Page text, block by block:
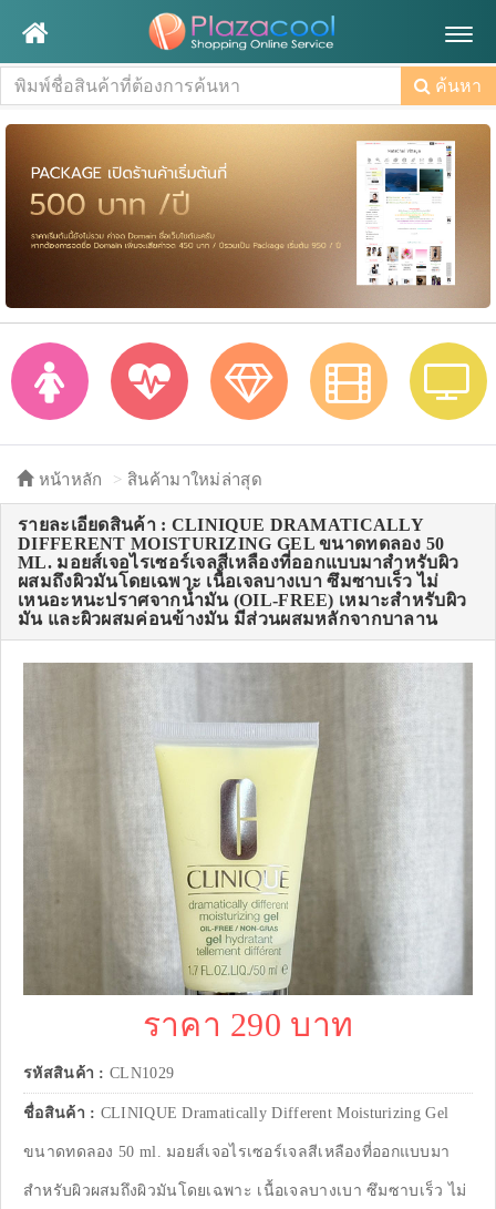
ค้นหา
หน้าหลัก สินค้ามาใหม่ล่าสุด
รายละเอียดสินค้า : CLINIQUE DRAMATICALLY
DIFFERENT MOISTURIZING GEL ขนาดทดลอง 50
ML. มอยส์เจอไรเซอร์เจลสีเหลืองที่ออกแบบมาสำหรับผิว
ผสมถึงผิวมันโดยเฉพาะ เนื้อเจลบางเบา ซึมซาบเร็ว ไม่
เหนอะหนะปราศจากน้ำมัน (OIL-FREE) เหมาะสำหรับผิว
มัน และผิวผสมค่อนข้างมัน มีส่วนผสมหลักจากบาลาน
ราคา 290 บาท
รหัสสินค้า : CLN1029
ชื่อสินค้า : CLINIQUE Dramatically Different Moisturizing Gel
ขนาดทดลอง 50 ml. มอยส์เจอไรเซอร์เจลสีเหลืองที่ออกแบบมา
สำหรับผิวผสมถึงผิวมันโดยเฉพาะ เนื้อเจลบางเบา ซึมซาบเร็ว ไม่